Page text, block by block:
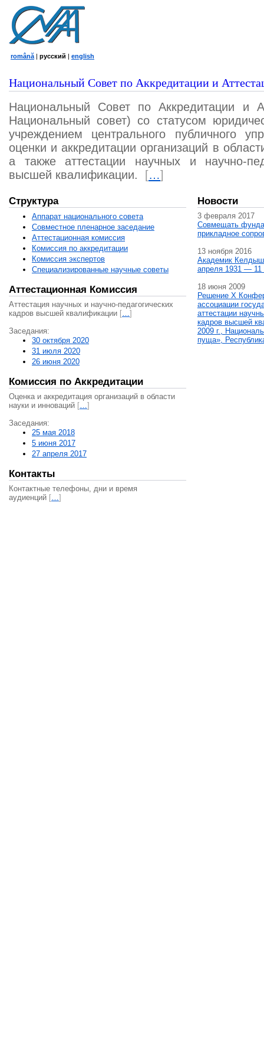
română | русский | english
Национальный Совет по Аккредитации и
Национальный Совет по Аккредитации и
Национальный совет) со статусом
учреждением центрального публичного
оценки и аккредитации организаций в
а также аттестации научных и научно-
высшей квалификации.
[…]
Структура
Аппарат национального совета
Совместное пленарное заседание
Аттестационная комисcия
Комиссия по аккредитации
Комиссия экспертов
Специализированные научные советы
Аттестационная Комиссия
Аттестация научных и научно-педагогических
кадров высшей квалификации […]
Заседания:
30 октября 2020
31 июля 2020
26 июня 2020
Комиссия по Аккредитации
Оценка и аккредитация организаций в области
науки и инноваций […]
Заседания:
25 мая 2018
5 июня 2017
27 апреля 2017
Контакты
Контактные телефоны, дни и время
аудиенций […]
Новости
3 февраля 2017
Совмещать
прикладное
13 ноября 2016
Академик
апреля 1931 — 11
18 июня 2009
Решение X
ассоциации
аттестации
кадров высшей
2009 г.,
пуща»,